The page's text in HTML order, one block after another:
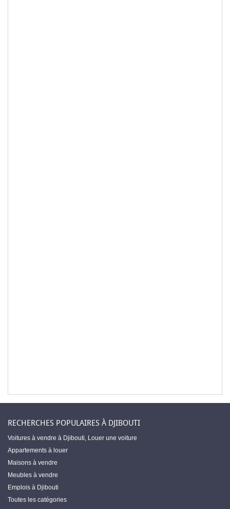
RECHERCHES POPULAIRES À DJIBOUTI
Voitures à vendre à Djibouti, Louer une voiture
Appartements à louer
Maisons à vendre
Meubles à vendre
Emplois à Djibouti
Toutes les catégories